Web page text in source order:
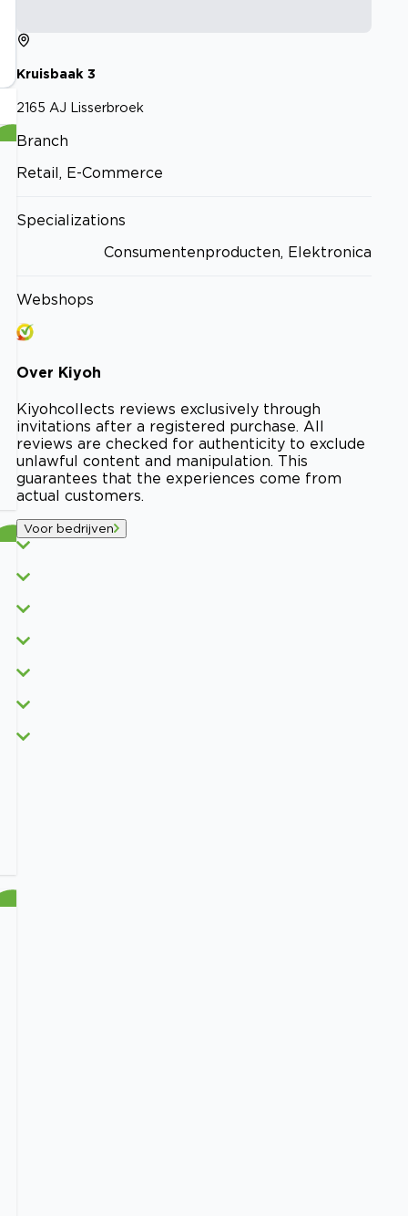
Kruisbaak 3
2165 AJ Lisserbroek
Branch
Retail, E-Commerce
Specializations
Consumentenproducten, Elektronica
Webshops
Over Kiyoh
Kiyohcollects reviews exclusively through
invitations after a registered purchase. All
reviews are checked for authenticity to exclude
unlawful content and manipulation. This
guarantees that the experiences come from
actual customers.
Voor bedrijven